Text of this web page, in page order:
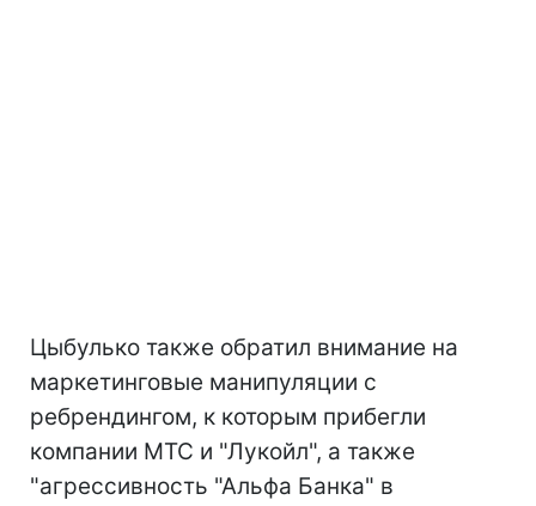
Цыбулько также обратил внимание на
маркетинговые манипуляции с
ребрендингом, к которым прибегли
компании МТС и "Лукойл", а также
"агрессивность "Альфа Банка" в